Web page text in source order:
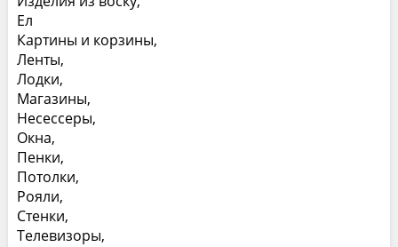
Ел
Картины и корзины,
Ленты,
Лодки,
Магазины,
Несессеры,
Окна,
Пенки,
Потолки,
Рояли,
Стенки,
Телевизоры,